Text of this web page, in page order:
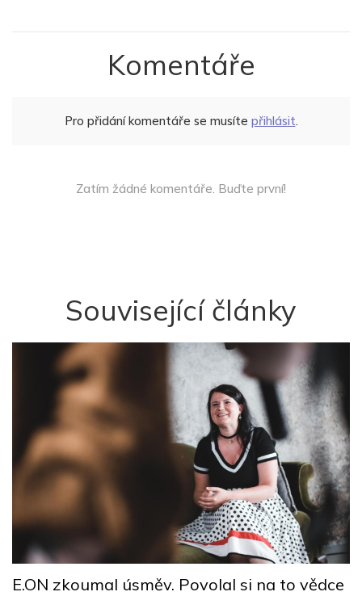
Komentáře
Pro přidání komentáře se musíte přihlásit.
Zatím žádné komentáře. Buďte první!
Související články
E.ON zkoumal úsměv. Povolal si na to vědce